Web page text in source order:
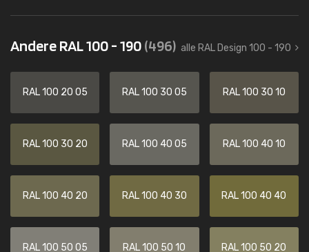
Andere RAL 100 - 190(496) alle RAL Design 100 - 190
RAL 100 20 05 RAL 100 30 05 RAL 100 30 10
RAL 100 30 20 RAL 100 40 05 RAL 100 40 10
RAL 100 40 20 RAL 100 40 30 RAL 100 40 40
RAL 100 50 05 RAL 100 50 10 RAL 100 50 20